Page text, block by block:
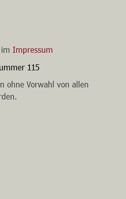
Impressum
115
ohne Vorwahl von allen